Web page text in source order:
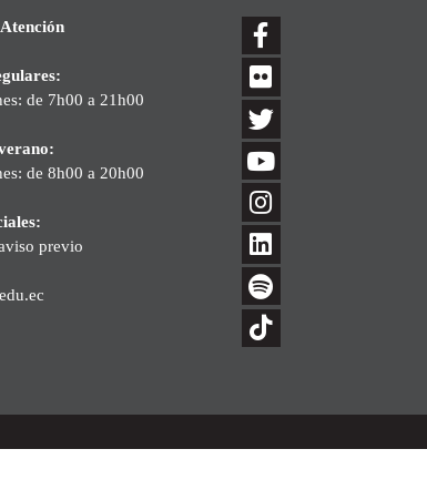
de 7h00 a 21h00
de 8h00 a 20h00
previo